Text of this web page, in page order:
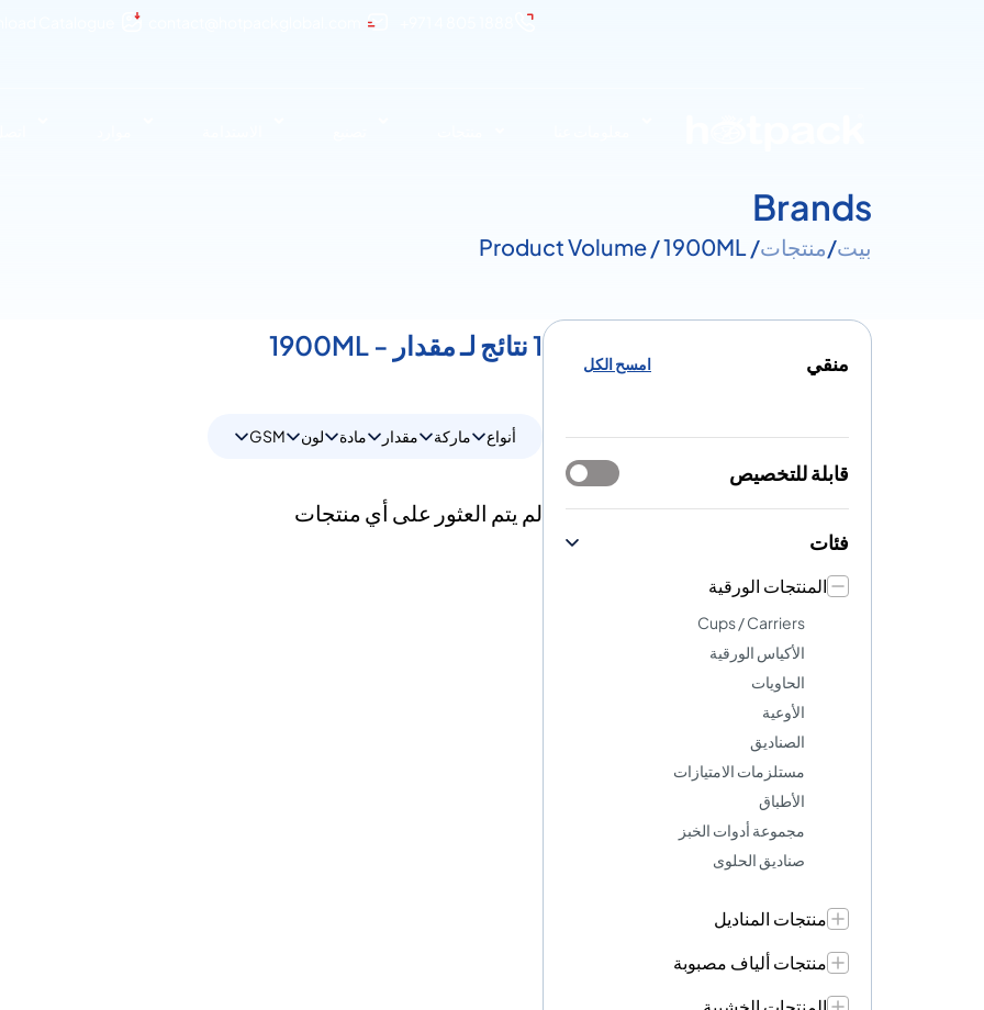
Brands
بيت/منتجات/ Product Volume / 1900ML
منقي امسح الكل
قابلة للتخصيص
فئات
المنتجات الورقية
Cups / Carriers
الأكياس الورقية
الحاويات
الأوعية
الصناديق
مستلزمات الامتيازات
الأطباق
مجموعة أدوات الخبز
صناديق الحلوى
منتجات المناديل
منتجات ألياف مصبوبة
1 نتائج لـ مقدار - 1900ML
أنواع ماركة مقدار مادة لون GSM
لم يتم العثور على أي منتجات